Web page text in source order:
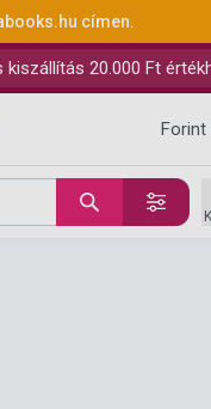
címen.
kiszállítás 20.000 Ft
Forint